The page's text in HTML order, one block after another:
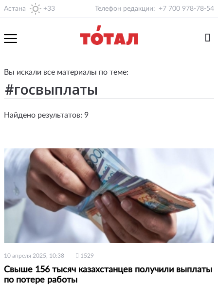
Астана +33 Телефон редакции: +7 700 978-78-54
Вы искали все материалы по теме:
Найдено результатов: 9
10 апреля 2025, 10:38 1529
Свыше 156 тысяч казахстанцев получили выплаты
по потере работы